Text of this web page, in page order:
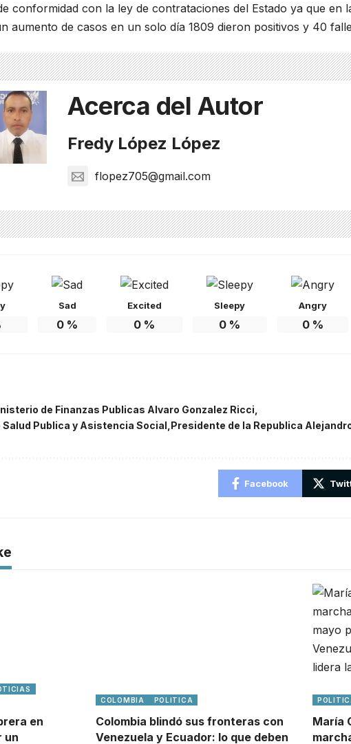
conformidad con la ley de contrataciones del Estado ya que en
aumento de casos en un solo día 1809 dieron positivos y 40
Acerca del Autor
Fredy López López
flopez705@gmail.com
Sad
0 %
Excited
0 %
Sleepy
0 %
Angry
0%
de Finanzas Publicas Alvaro Gonzalez Ricci
Publica y Asistencia Social Presidente de la Republica
Facebook
en
un
COLOMBIA POLITICA
Colombia blindó sus fronteras con
Venezuela y Ecuador: lo que deben
María